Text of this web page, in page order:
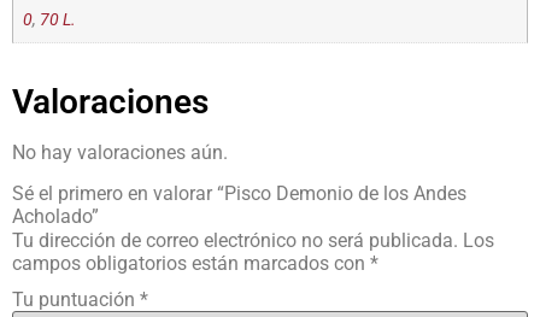
0, 70 L.
Valoraciones
No hay valoraciones aún.
Sé el primero en valorar “Pisco Demonio de los Andes
Acholado”
Tu dirección de correo electrónico no será publicada. Los
campos obligatorios están marcados con *
Tu puntuación *